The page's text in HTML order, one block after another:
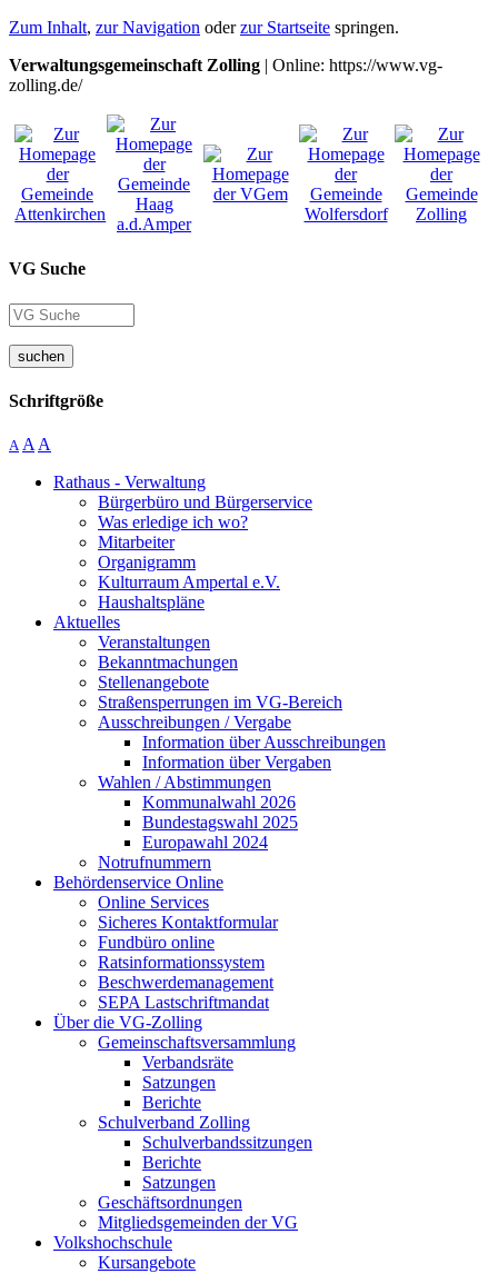
Zum Inhalt, zur Navigation oderzur Startseite springen.
Verwaltungsgemeinschaft Zolling | Online: https://www.vg-
zolling.de/
VG Suche
suchen
Schriftgröße
A A A
Rathaus - Verwaltung
Bürgerbüro und Bürgerservice
Was erledige ich wo?
Mitarbeiter
Organigramm
Kulturraum Ampertal e.V.
Haushaltspläne
Aktuelles
Veranstaltungen
Bekanntmachungen
Stellenangebote
Straßensperrungen im VG-Bereich
Ausschreibungen / Vergabe
Information über Ausschreibungen
Information über Vergaben
Wahlen / Abstimmungen
Kommunalwahl 2026
Bundestagswahl 2025
Europawahl 2024
Notrufnummern
Behördenservice Online
Online Services
Sicheres Kontaktformular
Fundbüro online
Ratsinformationssystem
Beschwerdemanagement
SEPA Lastschriftmandat
Über die VG-Zolling
Gemeinschaftsversammlung
Verbandsräte
Satzungen
Berichte
Schulverband Zolling
Schulverbandssitzungen
Berichte
Satzungen
Geschäftsordnungen
Mitgliedsgemeinden der VG
Volkshochschule
Kursangebote